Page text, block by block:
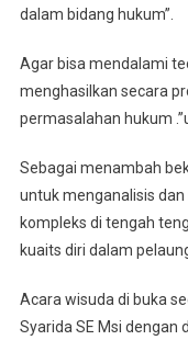
dalam bidang hukum”.
Agar bisa mendalami
menghasilkan secara
permasalahan hukum
Sebagai menambah
untuk menganalisis
kompleks di tengah
kuaits diri dalam
Acara wisuda di buka
Syarida SE Msi dengan